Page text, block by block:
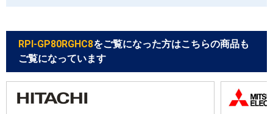
RPI-GP80RGHC8をご覧になった方はこちらの商品も
ご覧になっています